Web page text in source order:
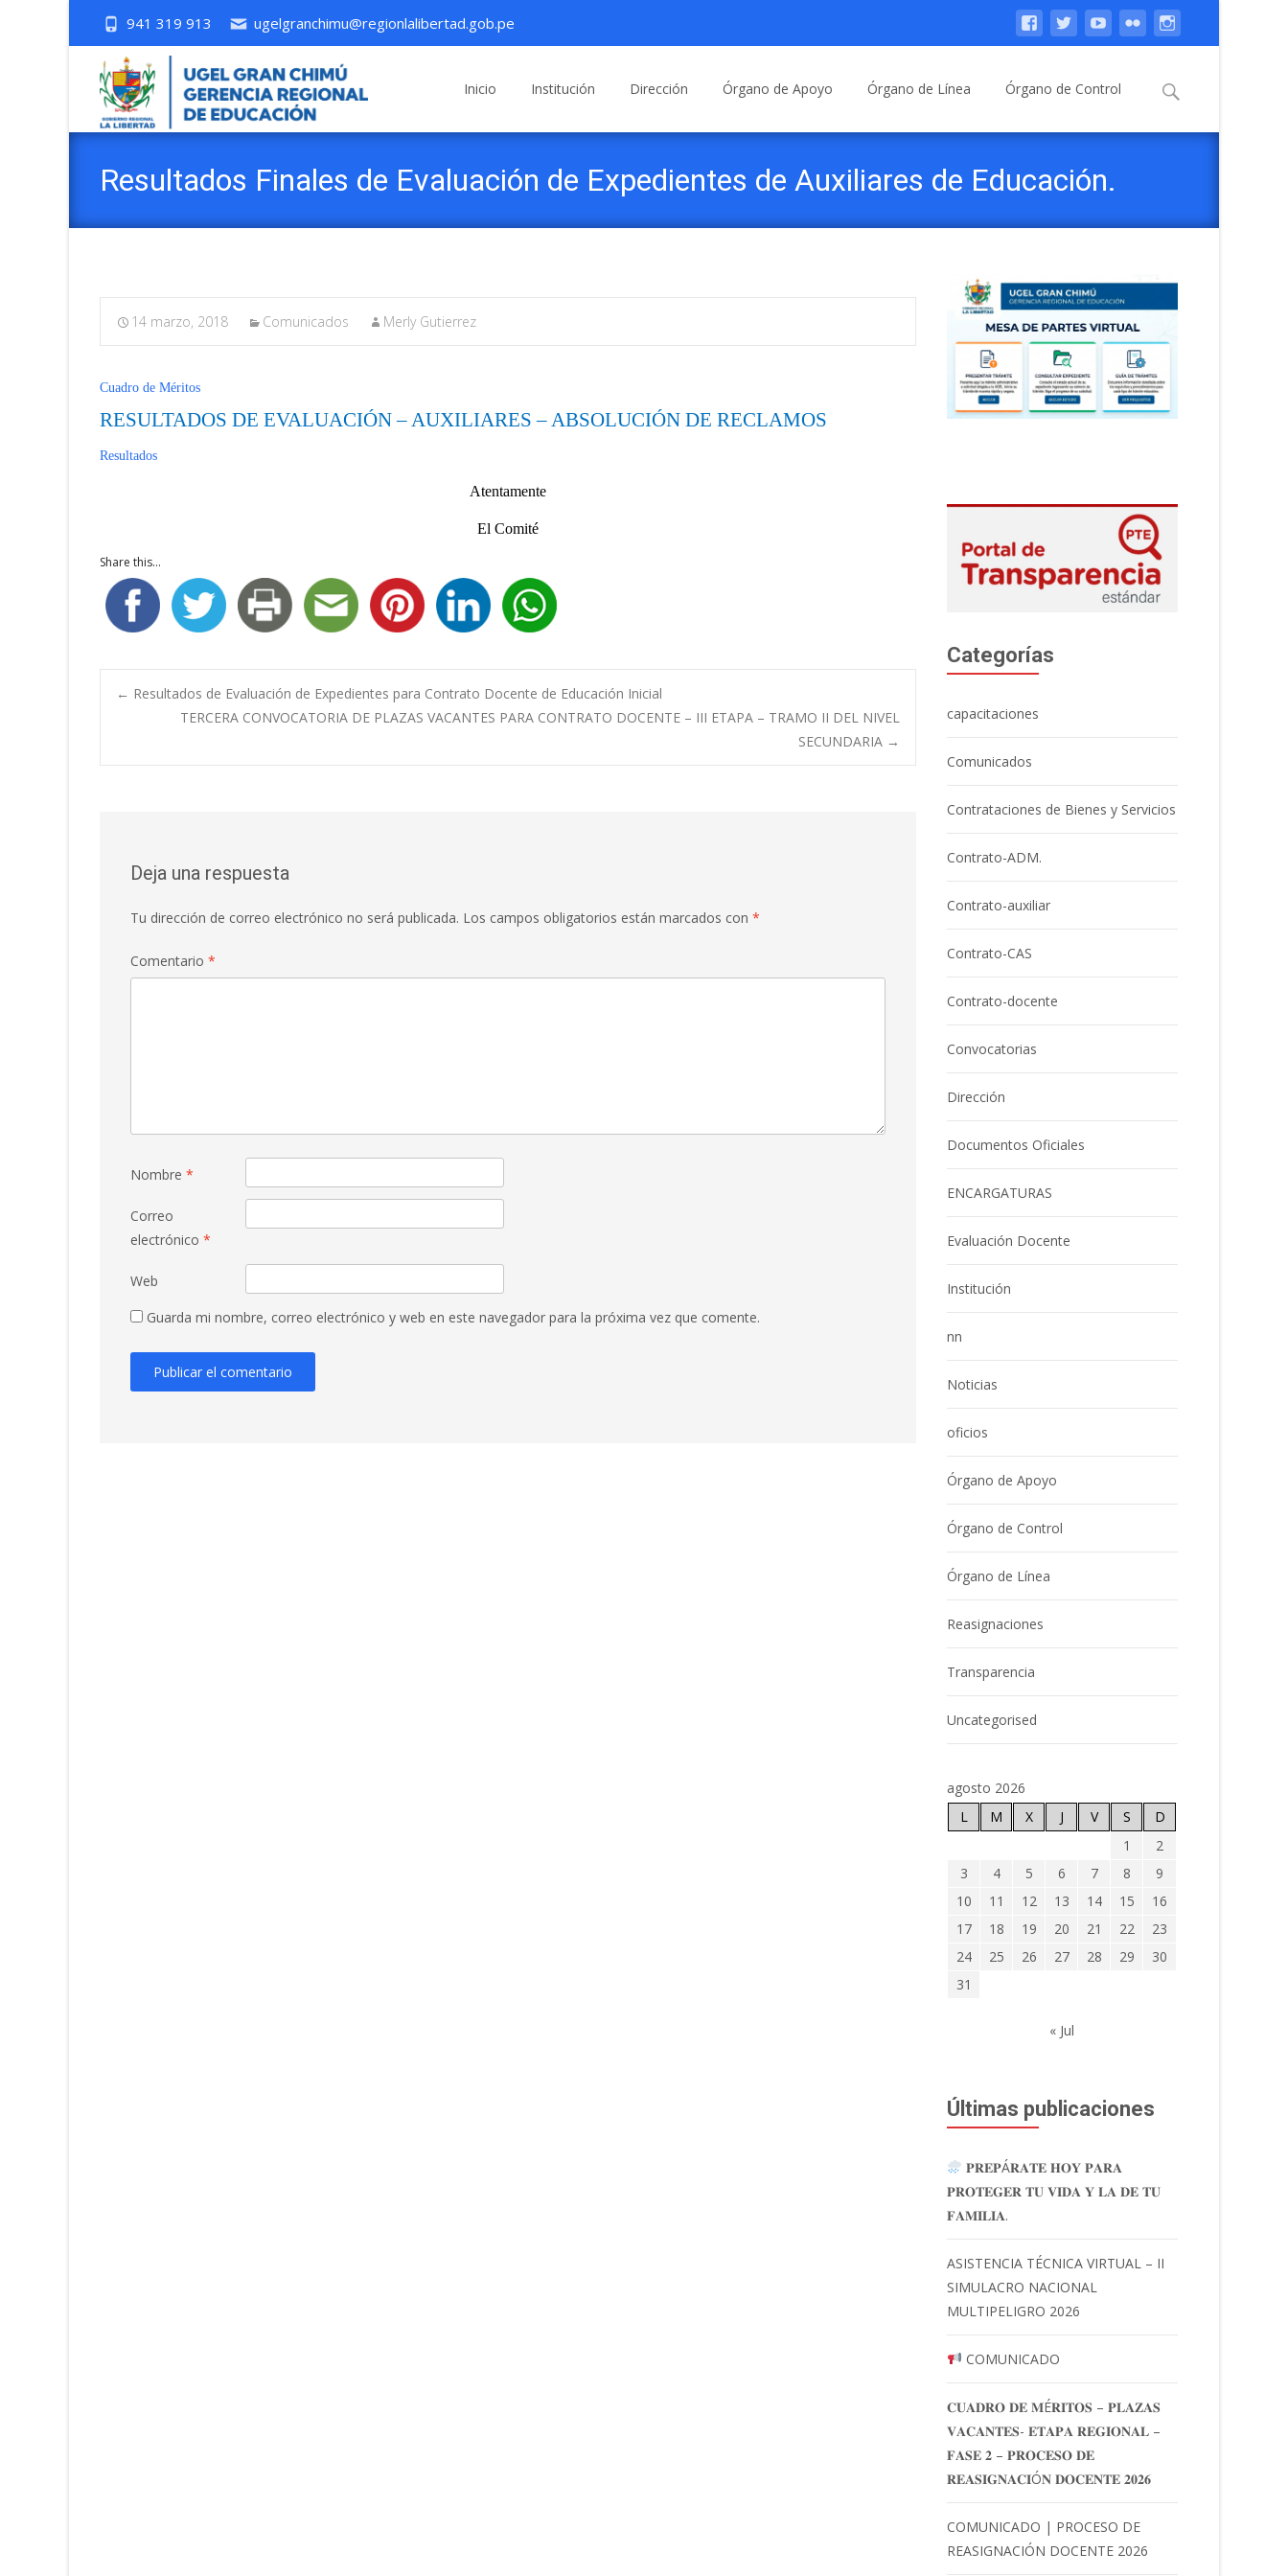
941 319 913 ugelgranchimu@regionlalibertad.gob.pe
Inicio Institución Dirección Órgano de Apoyo Órgano de Línea Órgano de Control Buscar:
Resultados Finales de Evaluación de Expedientes de Auxiliares de Educación.
14 marzo, 2018 Comunicados Merly Gutierrez
Cuadro de Méritos
RESULTADOS DE EVALUACIÓN – AUXILIARES – ABSOLUCIÓN DE RECLAMOS
Resultados
Atentamente
El Comité
Share this...
Navegación
de
← Resultados de Evaluación de Expedientes para Contrato Docente de Educación Inicial
TERCERA CONVOCATORIA DE PLAZAS VACANTES PARA CONTRATO DOCENTE – III ETAPA – TRAMO II DEL NIVEL
SECUNDARIA →
Deja una respuesta
Tu dirección de correo electrónico no será publicada. Los campos obligatorios están marcados con *
Comentario *
Nombre *
Correo
electrónico *
Web
Guarda mi nombre, correo electrónico y web en este navegador para la próxima vez que comente.
Categorías
capacitaciones
Comunicados
Contrataciones de Bienes y Servicios
Contrato-ADM.
Contrato-auxiliar
Contrato-CAS
Contrato-docente
Convocatorias
Dirección
Documentos Oficiales
ENCARGATURAS
Evaluación Docente
Institución
nn
Noticias
oficios
Órgano de Apoyo
Órgano de Control
Órgano de Línea
Reasignaciones
Transparencia
Uncategorised
agosto 2026
L
M X J V S
D
1
2
3
4 5 6 7 8
9
10
11 12 13 14 15
16
17
18 19 20 21 22
23
24
25 26 27 28 29
30
31
« Jul
Últimas publicaciones
𝐏𝐑𝐄𝐏Á𝐑𝐀𝐓𝐄 𝐇𝐎𝐘 𝐏𝐀𝐑𝐀
𝐏𝐑𝐎𝐓𝐄𝐆𝐄𝐑 𝐓𝐔 𝐕𝐈𝐃𝐀 𝐘 𝐋𝐀 𝐃𝐄 𝐓𝐔
𝐅𝐀𝐌𝐈𝐋𝐈𝐀.
ASISTENCIA TÉCNICA VIRTUAL – II
SIMULACRO NACIONAL
MULTIPELIGRO 2026
COMUNICADO
𝐂𝐔𝐀𝐃𝐑𝐎 𝐃𝐄 𝐌É𝐑𝐈𝐓𝐎𝐒 – 𝐏𝐋𝐀𝐙𝐀𝐒
𝐕𝐀𝐂𝐀𝐍𝐓𝐄𝐒- 𝐄𝐓𝐀𝐏𝐀 𝐑𝐄𝐆𝐈𝐎𝐍𝐀𝐋 –
𝐅𝐀𝐒𝐄 𝟐 – 𝐏𝐑𝐎𝐂𝐄𝐒𝐎 𝐃𝐄
𝐑𝐄𝐀𝐒𝐈𝐆𝐍𝐀𝐂𝐈Ó𝐍 𝐃𝐎𝐂𝐄𝐍𝐓𝐄 𝟐𝟎𝟐𝟔
COMUNICADO | PROCESO DE
REASIGNACIÓN DOCENTE 2026